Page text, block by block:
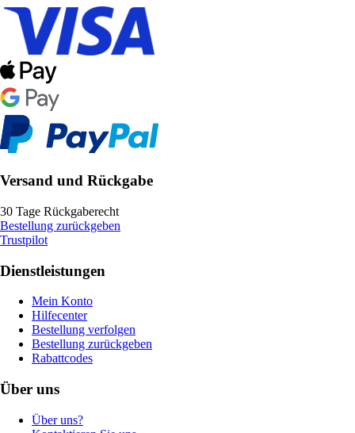
Versand und Rückgabe
30 Tage Rückgaberecht
Bestellung zurückgeben
Trustpilot
Dienstleistungen
Mein Konto
Hilfecenter
Bestellung verfolgen
Bestellung zurückgeben
Rabattcodes
Über uns
Über uns?